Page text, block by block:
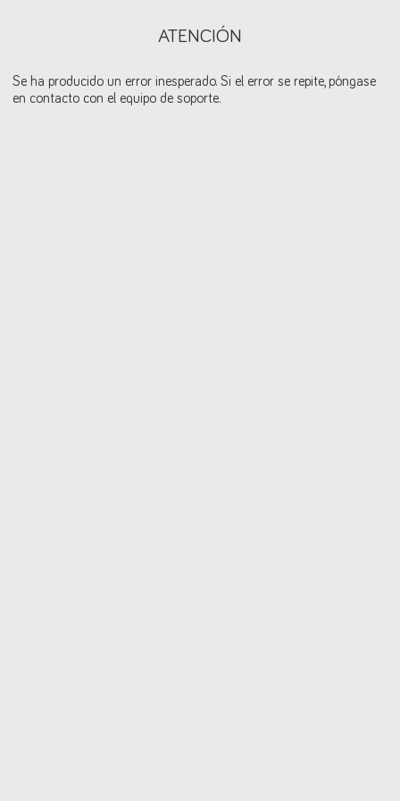
ATENCIÓN
Se ha producido un error inesperado. Si el error se repite, póngase
en contacto con el equipo de soporte.